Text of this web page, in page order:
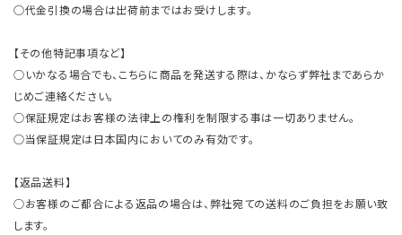
○代金引換の場合は出荷前まではお受けします。
【その他特記事項など】
○いかなる場合でも、こちらに商品を発送する際は、かならず弊社まであらか
じめご連絡ください。
○保証規定はお客様の法律上の権利を制限する事は一切ありません。
○当保証規定は日本国内においてのみ有効です。
【返品送料】
○お客様のご都合による返品の場合は、弊社宛ての送料のご負担をお願い致
します。